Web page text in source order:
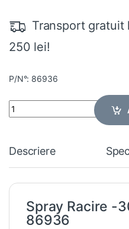
Transport gratuit
250 lei!
P/N°: 86936
Quantity
Descriere
Spray Racire -
86936